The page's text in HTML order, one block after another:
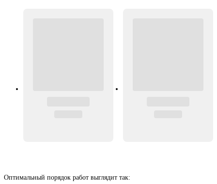
Оптимальный порядок работ выглядит так: